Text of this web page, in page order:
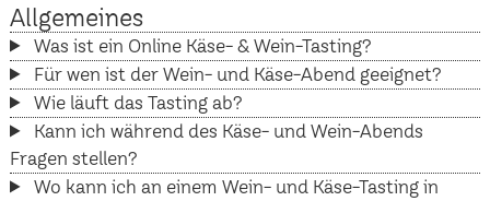
Allgemeines
Was ist ein Online Käse- & Wein-Tasting?
Für wen ist der Wein- und Käse-Abend geeignet?
Wie läuft das Tasting ab?
Kann ich während des Käse- und Wein-Abends
Fragen stellen?
Wo kann ich an einem Wein- und Käse-Tasting in